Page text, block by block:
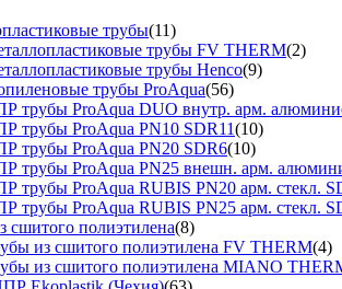
трубы(11)
трубы FV THERM(2)
трубы Henco(9)
трубы ProAqua(56)
трубы ProAqua DUO внутр. арм.
трубы ProAqua PN10 SDR11(10)
трубы ProAqua PN20 SDR6(10)
трубы ProAqua PN25 внешн. арм.
трубы ProAqua RUBIS PN20 арм. стекл.
трубы ProAqua RUBIS PN25 арм. стекл.
сшитого полиэтилена(8)
из сшитого полиэтилена FV THERM(4)
из сшитого полиэтилена MIANO